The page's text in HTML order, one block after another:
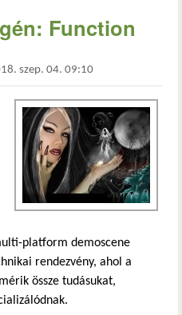
Function
szep. 04. 09:10
platform demoscene
rendezvény, ahol a
össze tudásukat,